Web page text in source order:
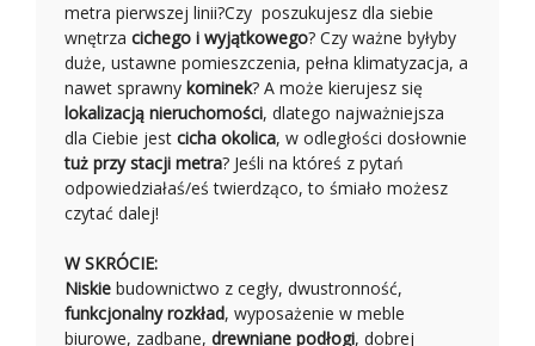
metra pierwszej linii?Czy poszukujesz dla siebie
wnętrza cichego i wyjątkowego? Czy ważne byłyby
duże, ustawne pomieszczenia, pełna klimatyzacja, a
nawet sprawny kominek? A może kierujesz się
lokalizacją nieruchomości, dlatego najważniejsza
dla Ciebie jest cicha okolica, w odległości dosłownie
tuż przy stacji metra? Jeśli na któreś z pytań
odpowiedziałaś/eś twierdząco, to śmiało możesz
czytać dalej!
W SKRÓCIE:
Niskie budownictwo z cegły, dwustronność,
funkcjonalny rozkład, wyposażenie w meble
biurowe, zadbane, drewniane podłogi, dobrej